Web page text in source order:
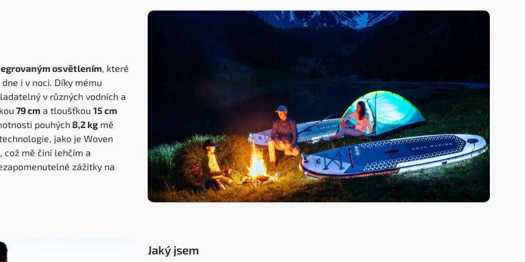
osvětlením, které
i v noci. Díky mému
v různých vodních a
79 cm a tloušťkou 15 cm
pouhých 8,2 kg mě
jako je Woven
což mě činí lehčím a
zážitky na
Jaký jsem